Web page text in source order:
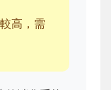
高，需